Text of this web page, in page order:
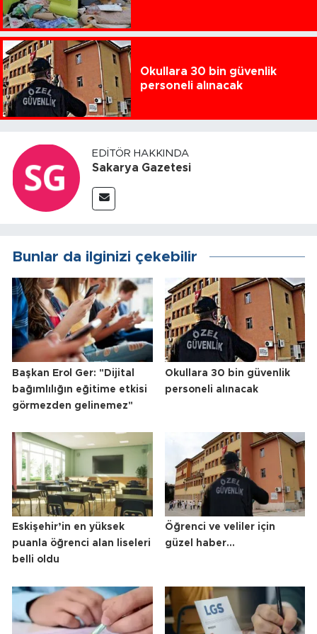
Okullara 30 bin güvenlik
personeli alınacak
EDITÖR HAKKINDA
Sakarya Gazetesi
Bunlar da ilginizi çekebilir
Başkan Erol Ger: "Dijital
bağımlılığın eğitime etkisi
görmezden gelinemez"
Okullara 30 bin güvenlik
personeli alınacak
Eskişehir’in en yüksek
puanla öğrenci alan liseleri
belli oldu
Öğrenci ve veliler için
güzel haber...